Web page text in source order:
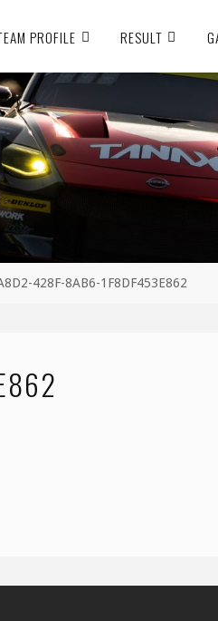
PROFILE RESULT
428F-8AB6-1F8DF453E862